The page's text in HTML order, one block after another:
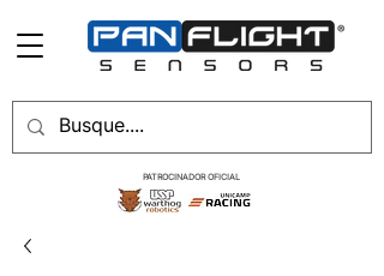
PATROCINADOR OFICIAL